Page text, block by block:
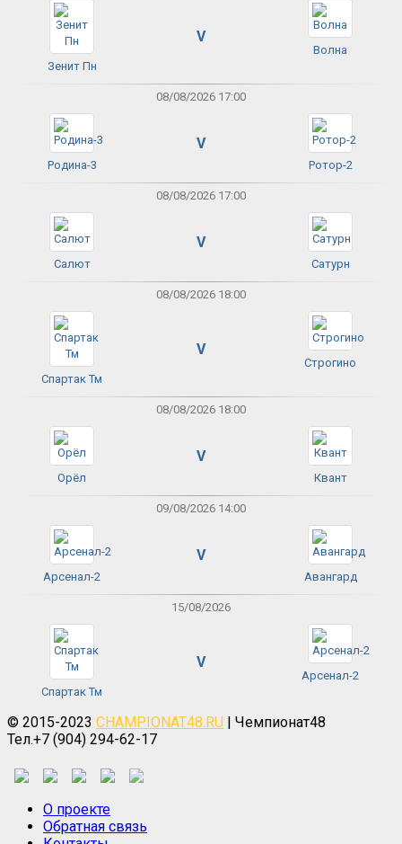
Зенит Пн
V
Волна
08/08/2026 17:00
Родина-3
V
Ротор-2
08/08/2026 17:00
Салют
V
Сатурн
08/08/2026 18:00
Спартак Тм
V
Строгино
08/08/2026 18:00
Орёл
V
Квант
09/08/2026 14:00
Арсенал-2
V
Авангард
15/08/2026
Спартак Тм
V
Арсенал-2
© 2015-2023 CHAMPIONAT48.RU | Чемпионат48
Тел.+7 (904) 294-62-17
О проекте
Обратная связь